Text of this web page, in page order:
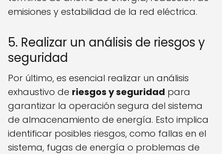
emisiones y estabilidad de la red eléctrica.
5. Realizar un análisis de riesgos y
seguridad
Por último, es esencial realizar un análisis
exhaustivo de riesgos y seguridad para
garantizar la operación segura del sistema
de almacenamiento de energía. Esto implica
identificar posibles riesgos, como fallas en el
sistema, fugas de energía o problemas de